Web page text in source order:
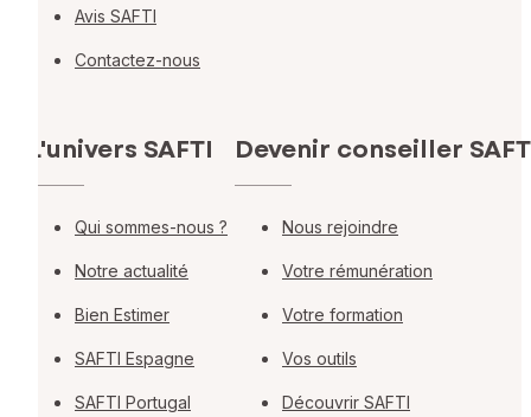
Avis SAFTI
Contactez-nous
L'univers SAFTI
Qui sommes-nous ?
Notre actualité
Bien Estimer
SAFTI Espagne
SAFTI Portugal
Devenir conseiller
Nous rejoindre
Votre rémunération
Votre formation
Vos outils
Découvrir SAFTI